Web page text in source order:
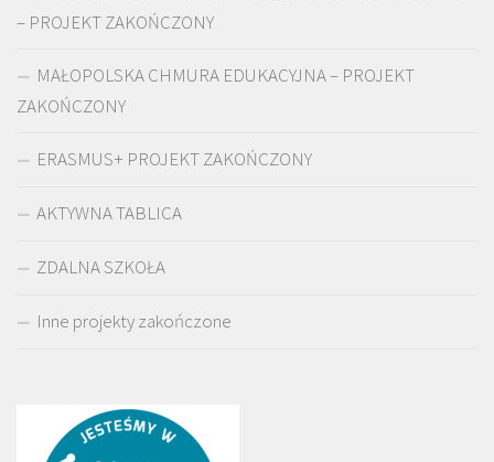
– PROJEKT ZAKOŃCZONY
MAŁOPOLSKA CHMURA EDUKACYJNA – PROJEKT
ZAKOŃCZONY
ERASMUS+ PROJEKT ZAKOŃCZONY
AKTYWNA TABLICA
ZDALNA SZKOŁA
Inne projekty zakończone